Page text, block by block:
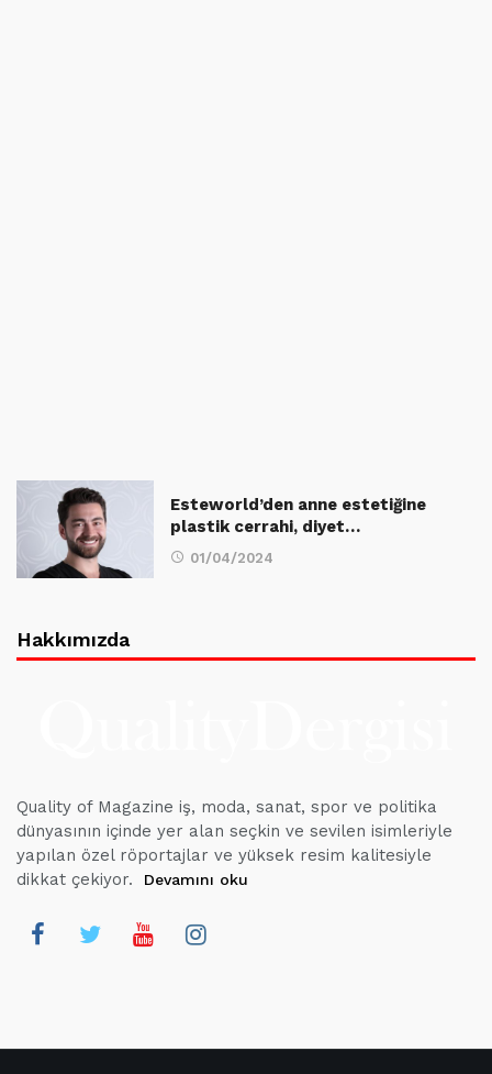
Esteworld’den anne estetiğine
plastik cerrahi, diyet…
01/04/2024
Hakkımızda
Quality of Magazine iş, moda, sanat, spor ve politika
dünyasının içinde yer alan seçkin ve sevilen isimleriyle
yapılan özel röportajlar ve yüksek resim kalitesiyle
dikkat çekiyor.
Devamını oku